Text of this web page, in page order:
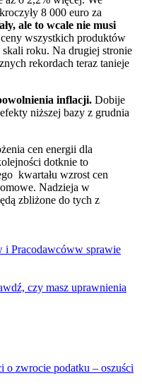
8 000 euro za
ale to wcale nie musi
wszystkich produktów
roku. Na drugiej stronie
rekordach teraz tanieje
inflacji. Dobije
niższej bazy z grudnia
cen energii dla
dotknie to
kwartału wzrost cen
Nadzieja w
zbliżone do tych z
i Pracodawcóww sprawie
czy masz uprawnienia
o zwrocie podatku – oszuści